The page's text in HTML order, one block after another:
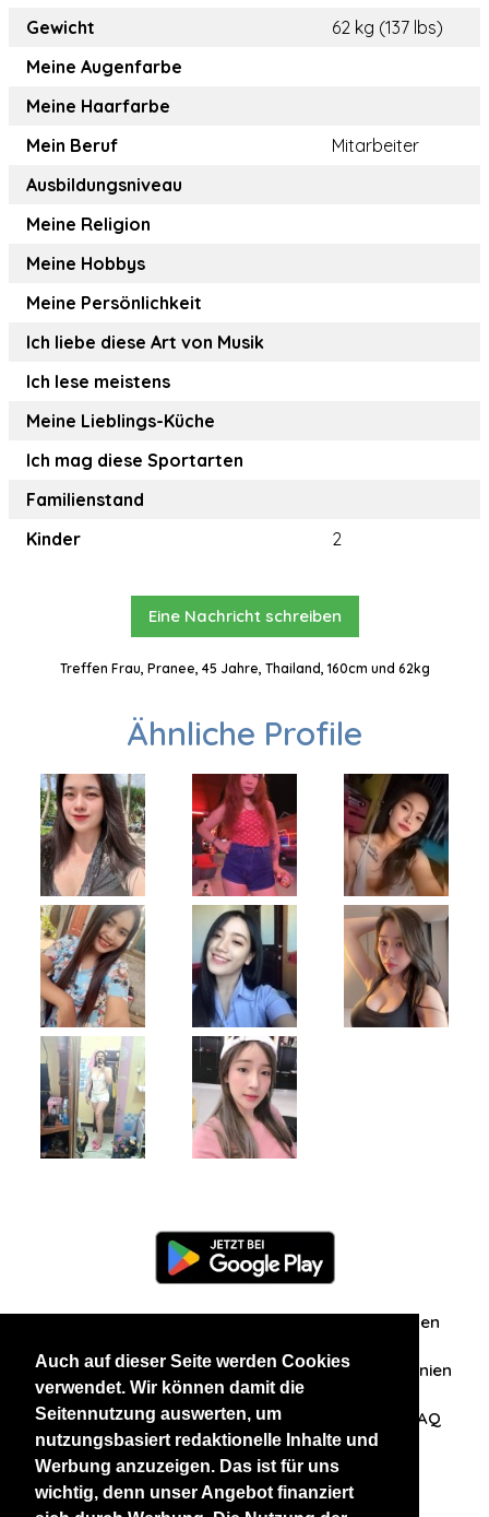
Auch auf dieser Seite werden Cookies
verwendet. Wir können damit die
Seitennutzung auswerten, um
nutzungsbasiert redaktionelle Inhalte und
Werbung anzuzeigen. Das ist für uns
wichtig, denn unser Angebot finanziert
Gewicht
62 kg (137 lbs)
Meine Augenfarbe
Meine Haarfarbe
Mein Beruf
Mitarbeiter
Ausbildungsniveau
Meine Religion
Meine Hobbys
Meine Persönlichkeit
Ich liebe diese Art von Musik
Ich lese meistens
Meine Lieblings-Küche
Ich mag diese Sportarten
Familienstand
Kinder
2
Eine Nachricht schreiben
Treffen Frau, Pranee, 45 Jahre, Thailand, 160cm und 62kg
Ähnliche Profile
Zuschriften/Erfahrungen
Datenschutzerklärung AGB Datenschutzrichtlinien
Nehmen Sie Kontakt mit uns auf FAQ
Unsere anderen Websites